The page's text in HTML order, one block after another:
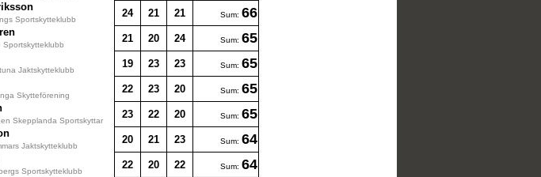
Sportskytteklubb
24 21 21 Sum: 66
21 20 24 Sum: 65
Jaktskytteklubb
19 23 23 Sum: 65
Skytteförening
22 23 20 Sum: 65
Skepplanda Sportskyttar
23 22 20 Sum: 65
Jaktskytteklubb
20 21 23 Sum: 64
Sportskytteklubb
22 20 22 Sum: 64